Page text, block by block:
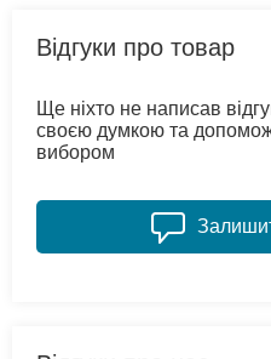
Відгуки про товар
Ще ніхто не написав
своєю думкою та
вибором